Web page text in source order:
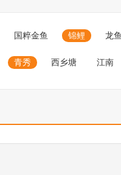
国粹金鱼 锦鲤 龙鱼
青秀 西乡塘 江南